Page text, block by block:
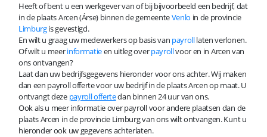
Heeft of bent u een werkgever van of bij bijvoorbeeld een bedrijf, dat
in de plaats Arcen (Árse) binnen de gemeenteVenlo in de provincie
Limburgis gevestigd.
En wilt u graag uw medewerkers op basis van payrolllaten verlonen.
Of wilt u meerinformatieen uitleg overpayrollvoor en in Arcen van
ons ontvangen?
Laat dan uw bedrijfsgegevens hieronder voor ons achter. Wij maken
dan een payroll offerte voor uw bedrijf in de plaats Arcen op maat. U
ontvangt deze payroll offertedan binnen 24 uur van ons.
Ook als u meer informatie over payroll voor andere plaatsen dan de
plaats Arcen in de provincie Limburg van ons wilt ontvangen. Kunt u
hieronder ook uw gegevens achterlaten.